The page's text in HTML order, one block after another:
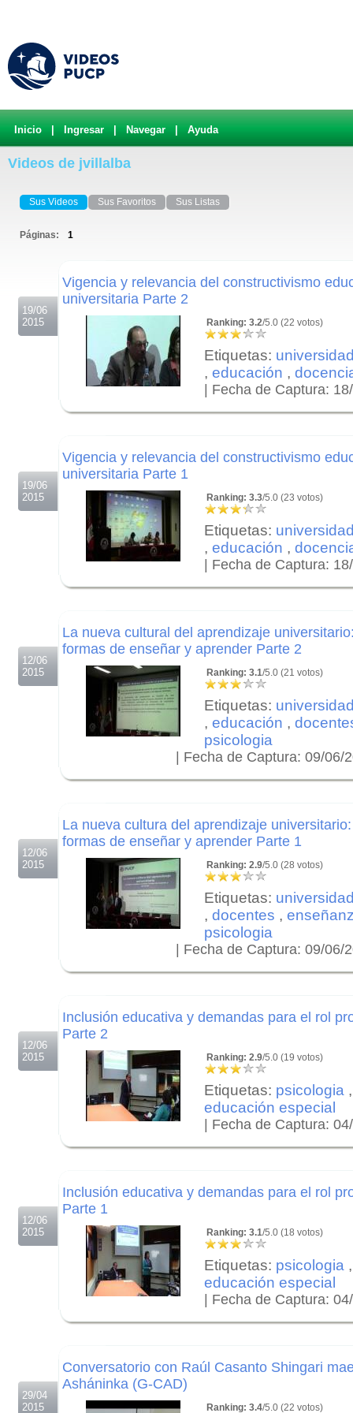
Inicio Ingresar Navegar Ayuda
Videos de jvillalba
Sus Videos Sus Favoritos Sus Listas
Páginas: 1
19/06
2015
Vigencia y relevancia del constructivismo
universitaria Parte 2
Ranking: 3.2/5.0 (22 votos)
Etiquetas:
, educación ,
| Fecha de Captura:
19/06
2015
Vigencia y relevancia del constructivismo
universitaria Parte 1
Ranking: 3.3/5.0 (23 votos)
Etiquetas:
, educación ,
| Fecha de Captura:
12/06
2015
La nueva cultural del aprendizaje
formas de enseñar y aprender Parte 2
Ranking: 3.1/5.0 (21 votos)
Etiquetas:
, educación ,
psicologia
| Fecha de Captura: 09/06/
12/06
2015
La nueva cultura del aprendizaje
formas de enseñar y aprender Parte 1
Ranking: 2.9/5.0 (28 votos)
Etiquetas:
, docentes ,
psicologia
| Fecha de Captura: 09/06/
12/06
2015
Inclusión educativa y demandas para el rol
Parte 2
Ranking: 2.9/5.0 (19 votos)
Etiquetas: psicologia ,
educación especial
| Fecha de Captura:
12/06
2015
Inclusión educativa y demandas para el rol
Parte 1
Ranking: 3.1/5.0 (18 votos)
Etiquetas: psicologia ,
educación especial
| Fecha de Captura:
29/04
2015
Conversatorio con Raúl Casanto Shingari
Asháninka (G-CAD)
Ranking: 3.4/5.0 (22 votos)